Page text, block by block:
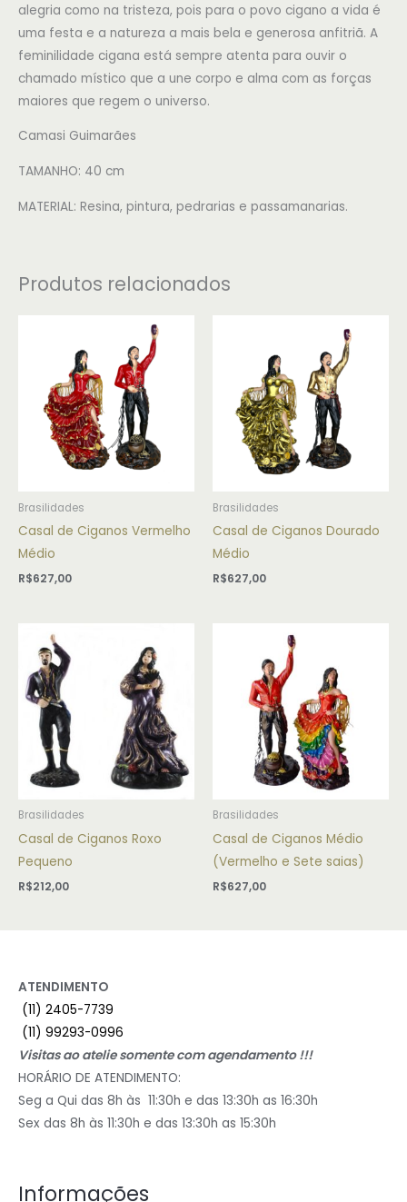
alegria como na tristeza, pois para o povo cigano a vida é
uma festa e a natureza a mais bela e generosa anfitriã. A
feminilidade cigana está sempre atenta para ouvir o
chamado místico que a une corpo e alma com as forças
maiores que regem o universo.
Camasi Guimarães
TAMANHO: 40 cm
MATERIAL: Resina, pintura, pedrarias e passamanarias.
Produtos relacionados
Brasilidades
Casal de Ciganos Vermelho
Médio
R$627,00
Brasilidades
Casal de Ciganos Dourado
Médio
R$627,00
Brasilidades
Casal de Ciganos Roxo
Pequeno
R$212,00
Brasilidades
Casal de Ciganos Médio
(Vermelho e Sete saias)
R$627,00
ATENDIMENTO
(11) 2405-7739
(11) 99293-0996
Visitas ao atelie somente com agendamento !!!
HORÁRIO DE ATENDIMENTO:
Seg a Qui das 8h às 11:30h e das 13:30h as 16:30h
Sex das 8h às 11:30h e das 13:30h as 15:30h
Informações